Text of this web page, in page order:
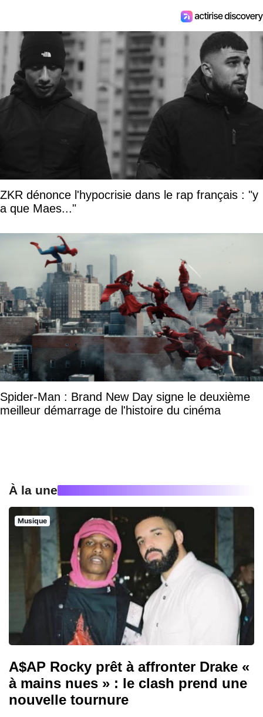
ZKR dénonce l'hypocrisie dans le rap français : "y
a que Maes..."
Spider-Man : Brand New Day signe le deuxième
meilleur démarrage de l'histoire du cinéma
À la une
Musique
A$AP Rocky prêt à affronter Drake «
à mains nues » : le clash prend une
nouvelle tournure